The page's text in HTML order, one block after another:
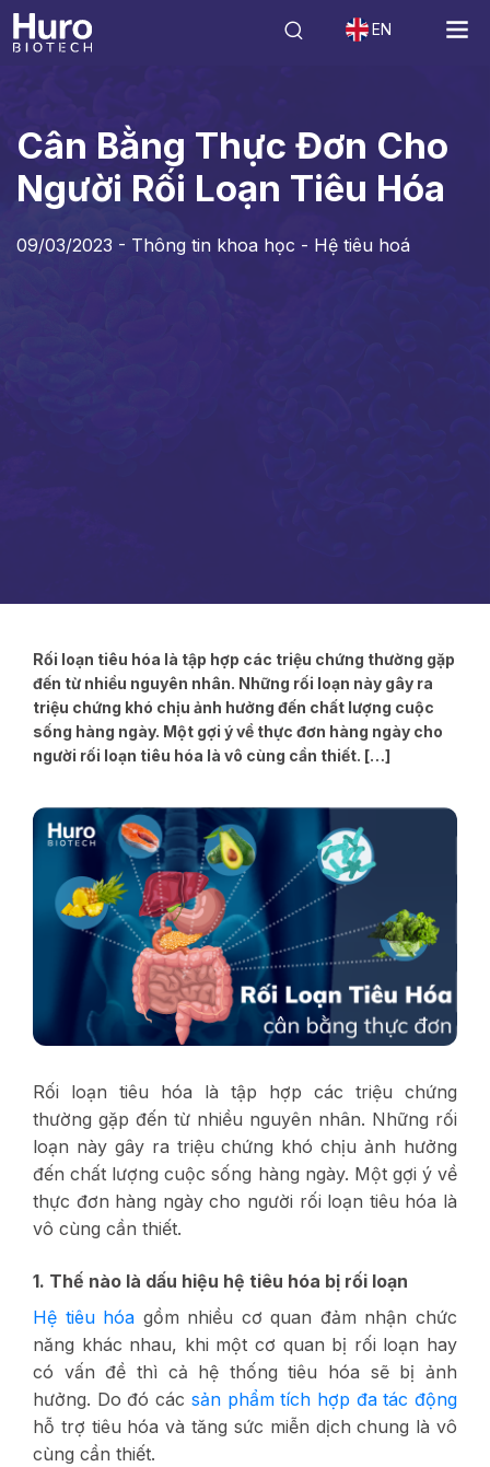
EN
Tin tức
Cân Bằng Thực Đơn Cho
Người Rối Loạn Tiêu Hóa
09/03/2023 - Thông tin khoa học - Hệ tiêu hoá
Rối loạn tiêu hóa là tập hợp các triệu chứng thường gặp
đến từ nhiều nguyên nhân. Những rối loạn này gây ra
triệu chứng khó chịu ảnh hưởng đến chất lượng cuộc
sống hàng ngày. Một gợi ý về thực đơn hàng ngày cho
người rối loạn tiêu hóa là vô cùng cần thiết. […]
Rối loạn tiêu hóa là tập hợp các triệu chứng
thường gặp đến từ nhiều nguyên nhân. Những rối
loạn này gây ra triệu chứng khó chịu ảnh hưởng
đến chất lượng cuộc sống hàng ngày. Một gợi ý về
thực đơn hàng ngày cho người rối loạn tiêu hóa là
vô cùng cần thiết.
1. Thế nào là dấu hiệu hệ tiêu hóa bị rối loạn
Hệ tiêu hóa gồm nhiều cơ quan đảm nhận chức
năng khác nhau, khi một cơ quan bị rối loạn hay
có vấn đề thì cả hệ thống tiêu hóa sẽ bị ảnh
hưởng. Do đó các sản phẩm tích hợp đa tác động
hỗ trợ tiêu hóa và tăng sức miễn dịch chung là vô
cùng cần thiết.